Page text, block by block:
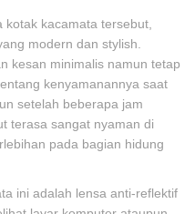
kacamata tersebut,
modern dan stylish.
kesan minimalis namun tetap
kenyamanannya saat
setelah beberapa jam
terasa sangat nyaman di
pada bagian hidung
ini adalah lensa anti-reflektif